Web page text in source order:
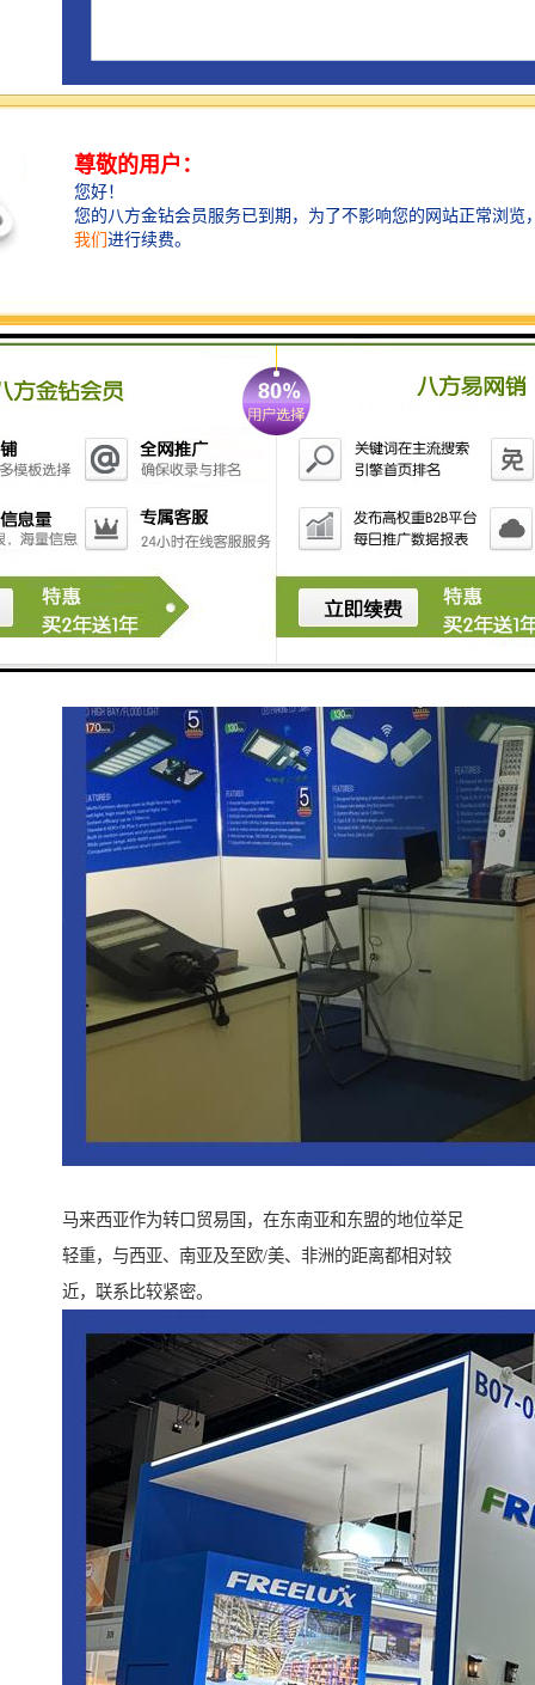
员国，也是RCEP 区域全面经济伙伴关系协定成员国，
马来西亚为自己构建了一个广泛的自由贸易协定网络，
涵盖了其主要贸易伙伴。
马来西亚作为转口贸易国，在东南亚和东盟的地位举足
轻重，与西亚、南亚及至欧/美、非洲的距离都相对较
近，联系比较紧密。